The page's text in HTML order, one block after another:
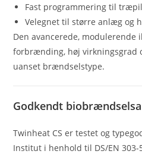
Fast programmering til
Velegnet til større anlæg og
Den avancerede,
forbrænding, høj virkningsgrad
uanset brændselstype.
Godkendt
Twinheat CS er testet og
Institut i henhold til DS/EN